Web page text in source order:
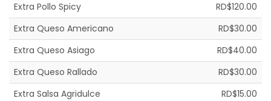
Extra Pollo Spicy
RD$120.00
Extra Queso Americano
RD$30.00
Extra Queso Asiago
RD$40.00
Extra Queso Rallado
RD$30.00
Extra Salsa Agridulce
RD$15.00